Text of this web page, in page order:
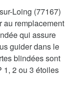
Loing (77167)
au remplacement
qui assure
guider dans le
blindées sont
1, 2 ou 3 étoiles